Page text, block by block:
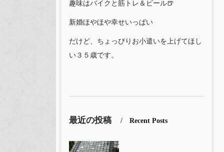
趣味はバイクと筋トレ＆ビール🍺
新婚ほやほや幸せいっぱい
だけど、ちょっぴりお小遣いを上げてほし
い３５歳です。
最近の投稿 Recent Posts